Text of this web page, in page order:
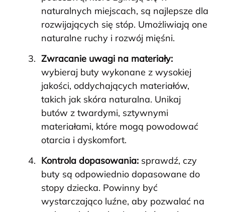
naturalnych miejscach, są najlepsze dla
rozwijających się stóp. Umożliwiają one
naturalne ruchy i rozwój mięśni.
Zwracanie uwagi na materiały:
wybieraj buty wykonane z wysokiej
jakości, oddychających materiałów,
takich jak skóra naturalna. Unikaj
butów z twardymi, sztywnymi
materiałami, które mogą powodować
otarcia i dyskomfort.
Kontrola dopasowania: sprawdź, czy
buty są odpowiednio dopasowane do
stopy dziecka. Powinny być
wystarczająco luźne, aby pozwalać na